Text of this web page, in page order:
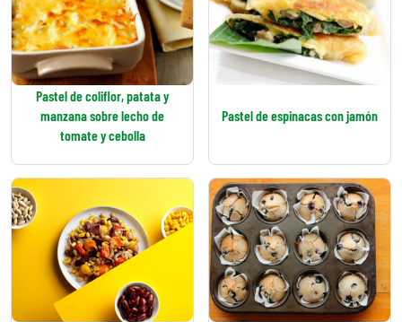
Pastel de coliflor, patata y
manzana sobre lecho de
tomate y cebolla
Pastel de espinacas con jamón